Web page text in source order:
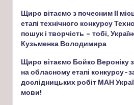
Щиро вітаємо з почесним ІІ
етапі технічного конкурсу
пошук і творчість – тобі,
Кузьменка Володимира
Щиро вітаємо Бойко Вероніку з
на обласному етапі конкурсу-
дослідницьких робіт МАН
мови!